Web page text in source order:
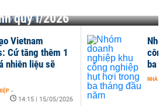
quý I/2026
Vietnam
Cứ tăng thêm 1
nhiên liệu sẽ
-
14:15 | 15/05/2026
ba
NHÀ